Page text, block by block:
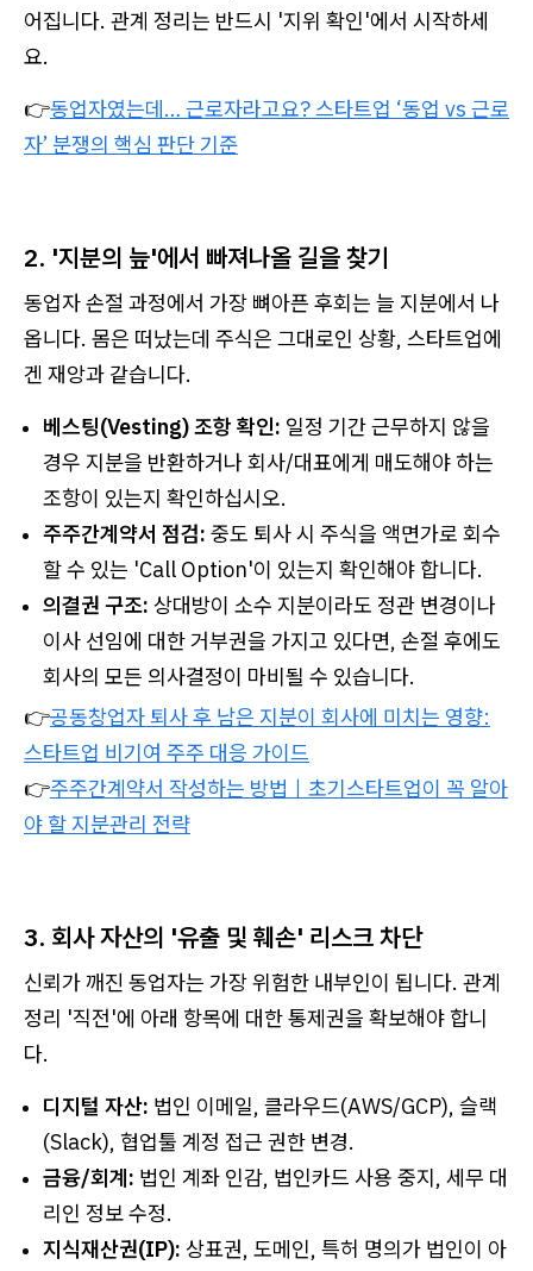
어집니다. 관계 정리는 반드시 '지위 확인'에서 시작하세
요.
👉동업자였는데… 근로자라고요? 스타트업 ‘동업 vs 근로
자’ 분쟁의 핵심 판단 기준
2. '지분의 늪'에서 빠져나올 길을 찾기
동업자 손절 과정에서 가장 뼈아픈 후회는 늘 지분에서 나
옵니다. 몸은 떠났는데 주식은 그대로인 상황, 스타트업에
겐 재앙과 같습니다.
베스팅(Vesting) 조항 확인: 일정 기간 근무하지 않을
경우 지분을 반환하거나 회사/대표에게 매도해야 하는
조항이 있는지 확인하십시오.
주주간계약서 점검: 중도 퇴사 시 주식을 액면가로 회수
할 수 있는 'Call Option'이 있는지 확인해야 합니다.
의결권 구조: 상대방이 소수 지분이라도 정관 변경이나
이사 선임에 대한 거부권을 가지고 있다면, 손절 후에도
회사의 모든 의사결정이 마비될 수 있습니다.
👉공동창업자 퇴사 후 남은 지분이 회사에 미치는 영향:
스타트업 비기여 주주 대응 가이드
👉주주간계약서 작성하는 방법｜초기스타트업이 꼭 알아
야 할 지분관리 전략
3. 회사 자산의 '유출 및 훼손' 리스크 차단
신뢰가 깨진 동업자는 가장 위험한 내부인이 됩니다. 관계
정리 '직전'에 아래 항목에 대한 통제권을 확보해야 합니
다.
디지털 자산: 법인 이메일, 클라우드(AWS/GCP), 슬랙
(Slack), 협업툴 계정 접근 권한 변경.
금융/회계: 법인 계좌 인감, 법인카드 사용 중지, 세무 대
리인 정보 수정.
지식재산권(IP): 상표권, 도메인, 특허 명의가 법인이 아